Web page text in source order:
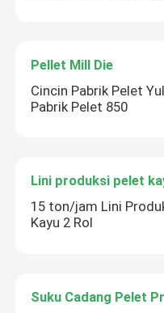
Pellet Mill Die
Cincin Pabrik Pelet
Pabrik Pelet 850
Lini produksi pelet
15 ton/jam Lini
Kayu 2 Rol
Suku Cadang Pelet